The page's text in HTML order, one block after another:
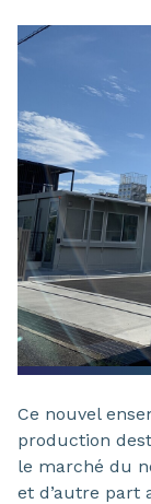
Ce nouvel
production
le marché du
et d’autre part